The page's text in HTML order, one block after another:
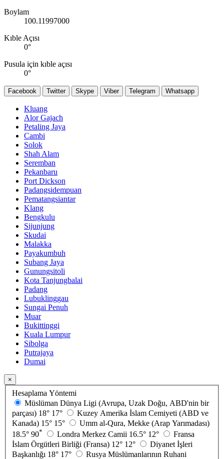
Boylam
100.11997000
Kıble Açısı
0°
Pusula için kıble açısı
0°
Facebook Twitter Skype Viber Telegram Whatsapp
Kluang
Alor Gajach
Petaling Jaya
Cambi
Solok
Shah Alam
Seremban
Pekanbaru
Port Dickson
Padangsidempuan
Pematangsiantar
Klang
Bengkulu
Sijunjung
Skudai
Malakka
Payakumbuh
Subang Jaya
Gunungsitoli
Kota Tanjungbalai
Padang
Lubuklinggau
Sungai Penuh
Muar
Bukittinggi
Kuala Lumpur
Sibolga
Putrajaya
Dumai
×
Hesaplama Yöntemi
Müslüman Dünya Ligi (Avrupa, Uzak Doğu, ABD'nin bir
parçası) 18° 17°
Kuzey Amerika İslam Cemiyeti (ABD ve
Kanada) 15° 15°
Umm al-Qura, Mekke (Arap Yarımadası)
18.5° 90* Londra Merkez Camii 16.5° 12°
Fransa
İslam Örgütleri Birliği (Fransa) 12° 12°
Diyanet İşleri
Başkanlığı 18° 17° Rusya Müslümanlarının Ruhani